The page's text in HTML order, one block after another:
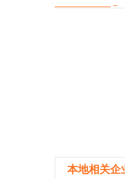
本地相关企